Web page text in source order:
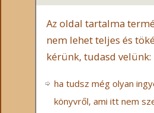
Az oldal tartalma
nem lehet teljes és
kérünk, tudasd velünk:
ha tudsz még olyan
könyvről, ami itt nem